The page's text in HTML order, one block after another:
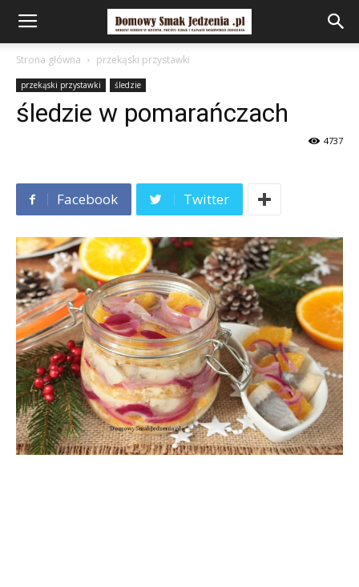
Strona główna przekąski przystawki
przekąski przystawki śledzie
śledzie w pomarańczach
4737
Facebook Twitter